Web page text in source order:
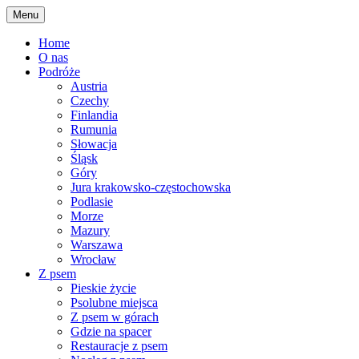
Skip
to
content
Menu
Home
O nas
Podróże
Austria
Czechy
Finlandia
Rumunia
Słowacja
Śląsk
Góry
Jura krakowsko-częstochowska
Podlasie
Morze
Mazury
Warszawa
Wrocław
Z psem
Pieskie życie
Psolubne miejsca
Z psem w górach
Gdzie na spacer
Restauracje z psem